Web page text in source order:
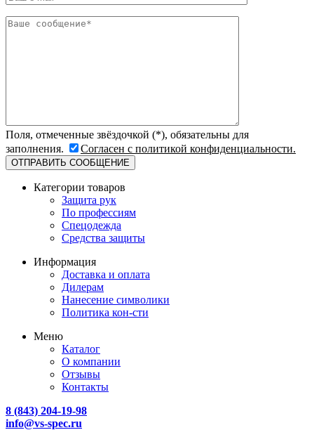
Поля, отмеченные звёздочкой (*), обязательны для
заполнения.
Согласен с политикой конфиденциальности.
Категории товаров
Защита рук
По профессиям
Спецодежда
Средства защиты
Информация
Доставка и оплата
Дилерам
Нанесение символики
Политика кон-сти
Меню
Каталог
О компании
Отзывы
Контакты
8 (843) 204-19-98
info@vs-spec.ru